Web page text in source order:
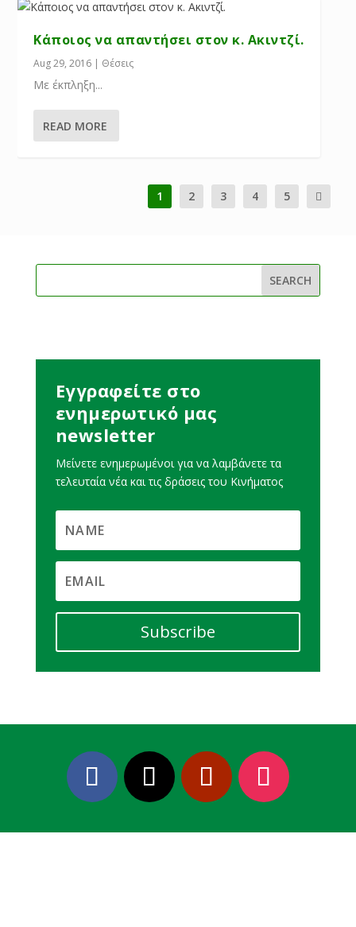
Κάποιος να απαντήσει στον κ. Ακιντζί.
Aug 29, 2016 | Θέσεις
Με έκπληξη...
READ MORE
1 2 3 4 5
Εγγραφείτε στο
ενημερωτικό μας
newsletter
Μείνετε ενημερωμένοι για να λαμβάνετε τα
τελευταία νέα και τις δράσεις του Κινήματος
Subscribe